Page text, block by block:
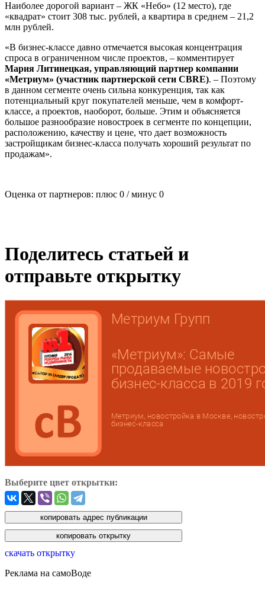
Наиболее дорогой вариант – ЖК «Небо» (12 место), где
«квадрат» стоит 308 тыс. рублей, а квартира в среднем – 21,2
млн рублей.
«В бизнес-классе давно отмечается высокая концентрация
спроса в ограниченном числе проектов, – комментирует
Мария Литинецкая, управляющий партнер компании
«Метриум» (участник партнерской сети CBRE). – Поэтому
в данном сегменте очень сильна конкуренция, так как
потенциальный круг покупателей меньше, чем в комфорт-
классе, а проектов, наоборот, больше. Этим и объясняется
большое разнообразие новостроек в сегменте по концепции,
расположению, качеству и цене, что дает возможность
застройщикам бизнес-класса получать хороший результат по
продажам».
Оценка от партнеров: плюс 0 / минус 0
Поделитесь статьей и
отправьте открытку
Выберите цвет открытки:
скачать открытку
Реклама на самоВоде